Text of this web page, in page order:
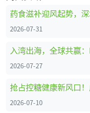
2026-07-31
入湾出海，全球共赢
2026-07-27
2026-07-10